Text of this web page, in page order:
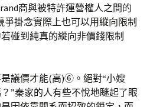
商與被特許運營權人之間的
掛念實際上也可以用縱向限制
碰到純真的縱向非價錢限制
議價才能(高)⑥。絕對“小嫂
”秦家的人有些不悅地瞇起了眼